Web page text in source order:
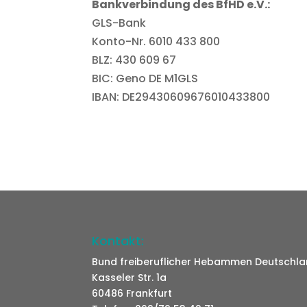
Bankverbindung des BfHD e.V.:
GLS-Bank
Konto-Nr. 6010 433 800
BLZ: 430 609 67
BIC: Geno DE M1GLS
IBAN: DE29430609676010433800
Kontakt:
Bund freiberuflicher Hebammen
Kasseler Str. 1a
60486 Frankfurt